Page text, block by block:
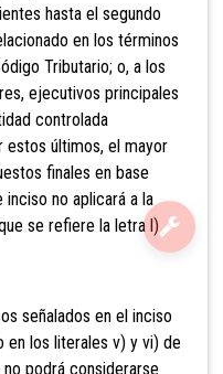
hasta el segundo
en los términos
Tributario; o, a los
ejecutivos principales
controlada
últimos, el mayor
finales en base
no aplicará a la
se refiere la letra l)
señalados en el inciso
en los literales v) y vi) de
podrá considerarse